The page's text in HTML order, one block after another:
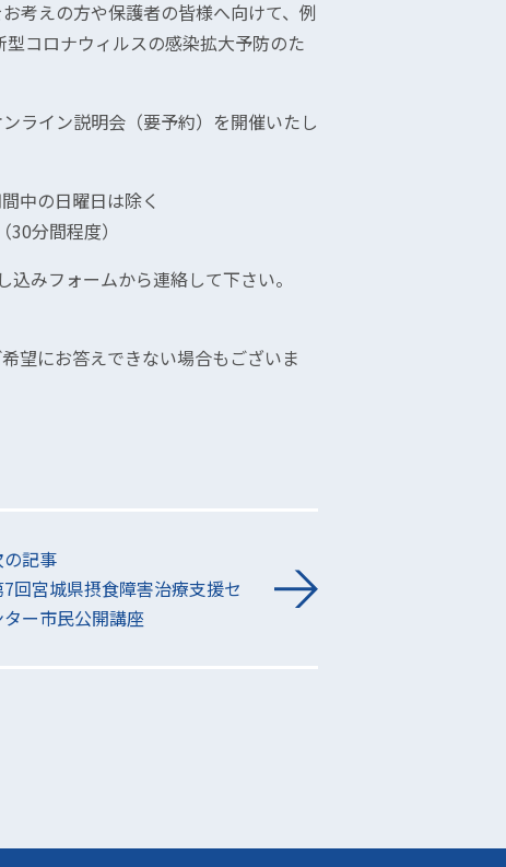
考えの方や保護者の皆様へ向けて、例
コロナウィルスの感染拡大予防のた
ライン説明会（要予約）を開催いたし
中の日曜日は除く
分間程度）
みフォームから連絡して下さい。
望にお答えできない場合もございま
記事
回宮城県摂食障害治療支援セ
ター市民公開講座